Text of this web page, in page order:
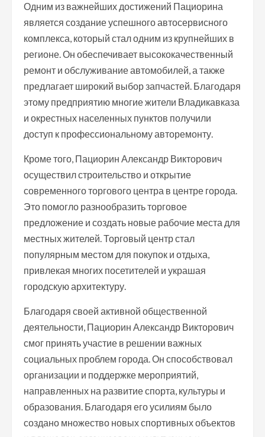
Одним из важнейших достижений Пациорина
является создание успешного автосервисного
комплекса, который стал одним из крупнейших в
регионе. Он обеспечивает высококачественный
ремонт и обслуживание автомобилей, а также
предлагает широкий выбор запчастей. Благодаря
этому предприятию многие жители Владикавказа
и окрестных населенных пунктов получили
доступ к профессиональному авторемонту.
Кроме того, Пациорин Александр Викторович
осуществил строительство и открытие
современного торгового центра в центре города.
Это помогло разнообразить торговое
предложение и создать новые рабочие места для
местных жителей. Торговый центр стал
популярным местом для покупок и отдыха,
привлекая многих посетителей и украшая
городскую архитектуру.
Благодаря своей активной общественной
деятельности, Пациорин Александр Викторович
смог принять участие в решении важных
социальных проблем города. Он способствовал
организации и поддержке мероприятий,
направленных на развитие спорта, культуры и
образования. Благодаря его усилиям было
создано множество новых спортивных объектов